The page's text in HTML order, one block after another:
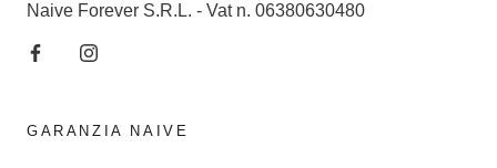
Naive Forever S.R.L. - Vat n. 06380630480
GARANZIA NAIVE